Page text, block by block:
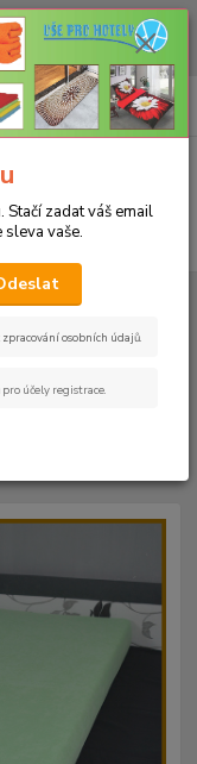
PRODUKTŮ ZA LEPŠÍ
0ks
za0 Kč
- 190g/m2 - 45 barev
-
Stačí zadat váš email
sleva vaše.
osobních údajů.
pro účely registrace.